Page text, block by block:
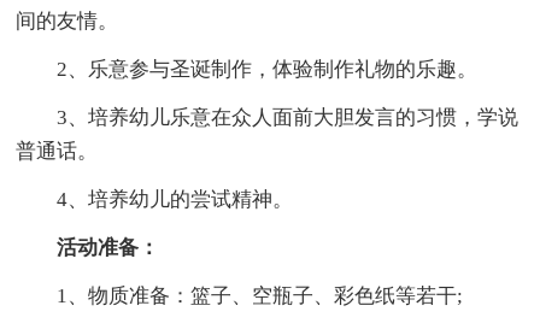
间的友情。
2、乐意参与圣诞制作，体验制作礼物的乐趣。
3、培养幼儿乐意在众人面前大胆发言的习惯，学说
普通话。
4、培养幼儿的尝试精神。
活动准备：
1、物质准备：篮子、空瓶子、彩色纸等若干;